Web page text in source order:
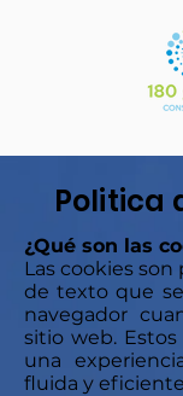
Politica
¿Qué son las
Las cookies
de texto que
navegador
sitio web.
una
fluida y